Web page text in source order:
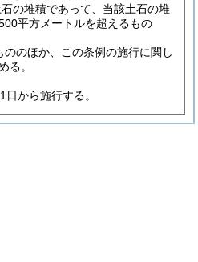
の堆積であって、当該土石の堆
平方メートルを超えるもの
ののほか、この条例の施行に関し
る。
から施行する。